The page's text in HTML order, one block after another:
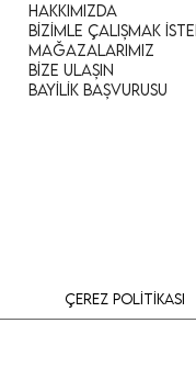
Hakkımızda
Bizimle Çalışmak
Mağazalarımız
Bize Ulaşın
Bayilik Başvurusu
Çerez Politikası